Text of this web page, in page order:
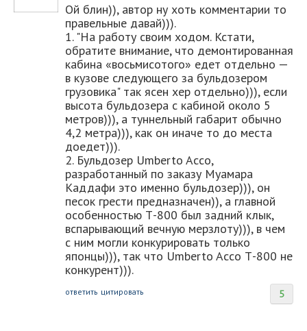
Ой блин)), автор ну хоть комментарии то
правельные давай))).
1. "На работу своим ходом. Кстати,
обратите внимание, что демонтированная
кабина «восьмисотого» едет отдельно —
в кузове следующего за бульдозером
грузовика" так ясен хер отдельно))), если
высота бульдозера с кабиной около 5
метров))), а туннельный габарит обычно
4,2 метра))), как он иначе то до места
доедет))).
2. Бульдозер Umberto Acco,
разработанный по заказу Муамара
Каддафи это именно бульдозер))), он
песок грести предназначен)), а главной
особенностью Т-800 был задний клык,
вспарывающий вечную мерзлоту))), в чем
с ним могли конкурировать только
японцы))), так что Umberto Acco Т-800 не
конкурент))).
5
ответить цитировать